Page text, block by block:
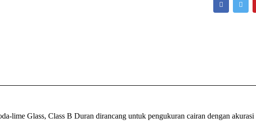
lime Glass, Class B Duran dirancang untuk pengukuran cairan dengan